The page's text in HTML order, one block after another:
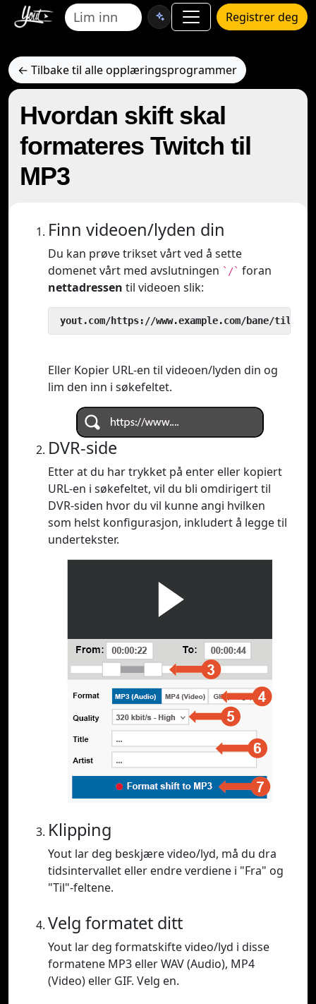
Registrer deg
← Tilbake til alle opplæringsprogrammer
Hvordan skift skal
formateres Twitch til
MP3
Finn videoen/lyden din
Du kan prøve trikset vårt ved å sette
domenet vårt med avslutningen `/` foran
nettadressen til videoen slik:
yout.com/https://www.example.com/bane/til/
Eller Kopier URL-en til videoen/lyden din og
lim den inn i søkefeltet.
DVR-side
Etter at du har trykket på enter eller kopiert
URL-en i søkefeltet, vil du bli omdirigert til
DVR-siden hvor du vil kunne angi hvilken
som helst konfigurasjon, inkludert å legge til
undertekster.
Klipping
Yout lar deg beskjære video/lyd, må du dra
tidsintervallet eller endre verdiene i "Fra" og
"Til"-feltene.
Velg formatet ditt
Yout lar deg formatskifte video/lyd i disse
formatene MP3 eller WAV (Audio), MP4
(Video) eller GIF. Velg en.